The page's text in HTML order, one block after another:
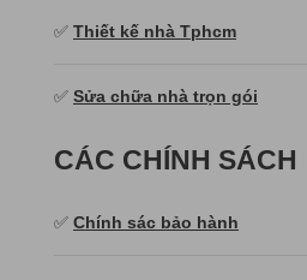
✅ Thiết kế nhà Tphcm
✅ Sửa chữa nhà trọn gói
CÁC CHÍNH SÁCH
✅ Chính sác bảo hành